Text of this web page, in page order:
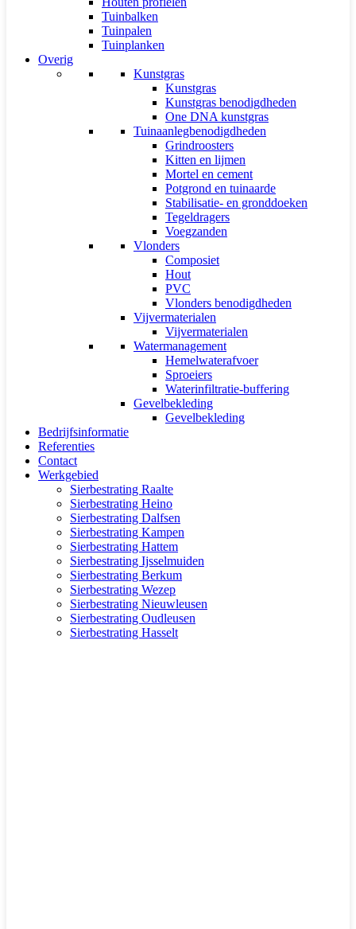
Tuinbalken
Tuinpalen
Tuinplanken
Overig
Kunstgras
Kunstgras
Kunstgras benodigdheden
One DNA kunstgras
Tuinaanlegbenodigdheden
Grindroosters
Kitten en lijmen
Mortel en cement
Potgrond en tuinaarde
Stabilisatie- en gronddoeken
Tegeldragers
Voegzanden
Vlonders
Composiet
Hout
PVC
Vlonders benodigdheden
Vijvermaterialen
Vijvermaterialen
Watermanagement
Hemelwaterafvoer
Sproeiers
Waterinfiltratie-buffering
Gevelbekleding
Gevelbekleding
Bedrijfsinformatie
Referenties
Contact
Werkgebied
Sierbestrating Raalte
Sierbestrating Heino
Sierbestrating Dalfsen
Sierbestrating Kampen
Sierbestrating Hattem
Sierbestrating Ijsselmuiden
Sierbestrating Berkum
Sierbestrating Wezep
Sierbestrating Nieuwleusen
Sierbestrating Oudleusen
Sierbestrating Hasselt